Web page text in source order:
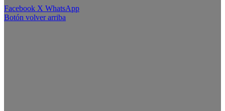
Facebook X WhatsApp
Botón volver arriba